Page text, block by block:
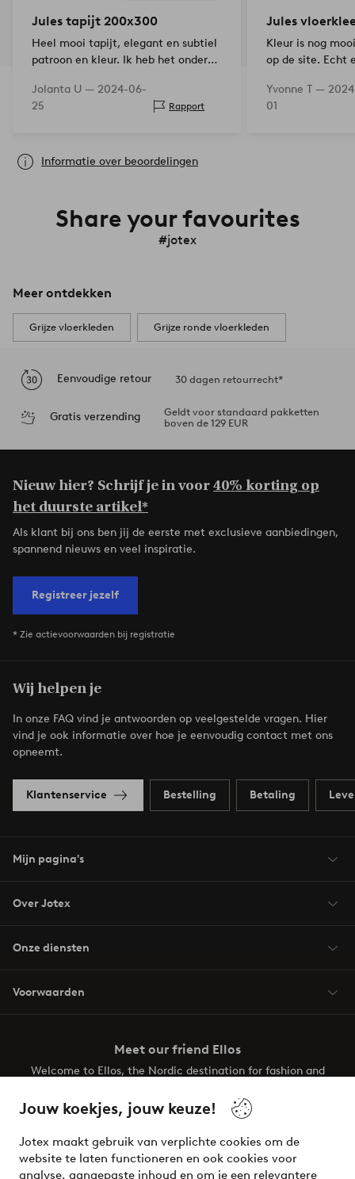
Jouw koekjes, jouw keuze!
Jotex maakt gebruik van verplichte cookies om de
website te laten functioneren en ook cookies voor
analyse, aangepaste inhoud en om je een relevantere
Jules tapijt 200x300
Heel mooi tapijt, elegant en subtiel
patroon en kleur. Ik heb het onder
Jolanta U — 2024-06-
25
Rapport
Jules
Kleur is nog
op de site. Echt
Yvonne T —
01
Informatie over beoordelingen
Share your favourites
#jotex
Meer ontdekken
Grijze vloerkleden Grijze ronde vloerkleden
Eenvoudige retour 30 dagen retourrecht*
Gratis verzending
Geldt voor standaard pakketten
boven de 129 EUR
Nieuw hier? Schrijf je in voor40% korting op
het duurste artikel*
Als klant bij ons ben jij de eerste met exclusieve aanbiedingen,
spannend nieuws en veel inspiratie.
Registreer jezelf
* Zie actievoorwaarden bij registratie
Wij helpen je
In onze FAQ vind je antwoorden op veelgestelde vragen. Hier
vind je ook informatie over hoe je eenvoudig contact met ons
opneemt.
Klantenservice Bestelling Betaling
Mijn pagina's
Over Jotex
Onze diensten
Voorwaarden
Meet our friend Ellos
Welcome to Ellos, the Nordic destination for fashion and
your wardrobe. Your next inspiring look is here!